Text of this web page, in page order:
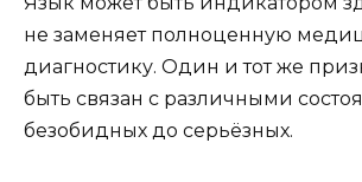
не заменяет полноценную
диагностику. Один и тот же
быть связан с различными
безобидных до серьёзных.